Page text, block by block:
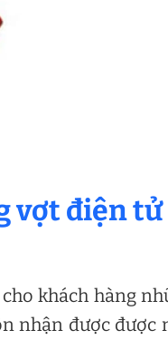
vợt điện tử
khách hàng
nhận được được